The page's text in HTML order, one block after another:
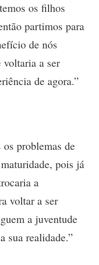
os filhos
partimos para
de nós
voltaria a ser
de agora.”
problemas de
pois já
a
voltar a ser
a juventude
sua realidade.”